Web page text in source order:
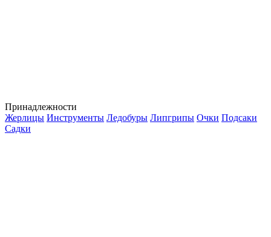
Принадлежности
Жерлицы Инструменты Ледобуры Липгрипы Очки Подсаки
Садки